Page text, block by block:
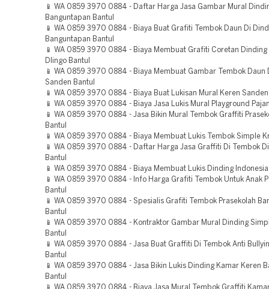
📱 WA 0859 3970 0884 - Daftar Harga Jasa Gambar Mural
Banguntapan Bantul
📱 WA 0859 3970 0884 - Biaya Buat Grafiti Tembok Daun Di
Banguntapan Bantul
📱 WA 0859 3970 0884 - Biaya Membuat Grafiti Coretan Dinding
Dlingo Bantul
📱 WA 0859 3970 0884 - Biaya Membuat Gambar Tembok Daun
Sanden Bantul
📱 WA 0859 3970 0884 - Biaya Buat Lukisan Mural Keren
📱 WA 0859 3970 0884 - Biaya Jasa Lukis Mural Playground
📱 WA 0859 3970 0884 - Jasa Bikin Mural Tembok Graffiti
Bantul
📱 WA 0859 3970 0884 - Biaya Membuat Lukis Tembok Simple
📱 WA 0859 3970 0884 - Daftar Harga Jasa Graffiti Di Tembok
Bantul
📱 WA 0859 3970 0884 - Biaya Membuat Lukis Dinding
📱 WA 0859 3970 0884 - Info Harga Grafiti Tembok Untuk Anak
Bantul
📱 WA 0859 3970 0884 - Spesialis Grafiti Tembok Prasekolah
Bantul
📱 WA 0859 3970 0884 - Kontraktor Gambar Mural Dinding
Bantul
📱 WA 0859 3970 0884 - Jasa Buat Graffiti Di Tembok Anti
Bantul
📱 WA 0859 3970 0884 - Jasa Bikin Lukis Dinding Kamar Keren
Bantul
📱 WA 0859 3970 0884 - Biaya Jasa Mural Tembok Graffiti